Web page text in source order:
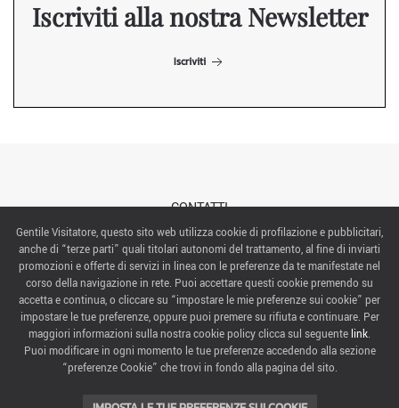
Iscriviti alla nostra Newsletter
Iscriviti
CONTATTI
ABOUT US
ITALIAN EXHIBITION GROUP SpA All rights reserved
Via Emilia 155, 47921 Rimini,
CF/PI 00139440408, Registro Imprese: Rimini P.I e n. Reg. Imprese 00139440408, Capitale Sociale
52.214.897 i.v.
Gentile Visitatore, questo sito web utilizza cookie di profilazione e pubblicitari,
anche di “terze parti” quali titolari autonomi del trattamento, al fine di inviarti
promozioni e offerte di servizi in linea con le preferenze da te manifestate nel
corso della navigazione in rete. Puoi accettare questi cookie premendo su
accetta e continua, o cliccare su “impostare le mie preferenze sui cookie” per
impostare le tue preferenze, oppure puoi premere su rifiuta e continuare. Per
maggiori informazioni sulla nostra cookie policy clicca sul seguente link.
Puoi modificare in ogni momento le tue preferenze accedendo alla sezione
“preferenze Cookie” che trovi in fondo alla pagina del sito.